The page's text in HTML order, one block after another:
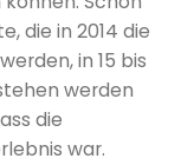
die in 2014 die
in 15 bis
werden
die
war.